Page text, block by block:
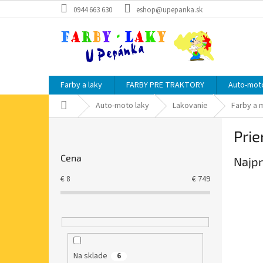
na
0944 663 630 eshop@upepanka.sk
Farby a laky FARBY PRE TRAKTORY Auto-
DomovAuto-moto laky Lakovanie Farby a
Cena
€8 € 749
Na sklade 6